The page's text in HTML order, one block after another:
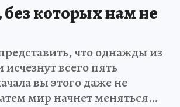
которых нам не
что однажды из
всего пять
вы этого даже не
мир начнет меняться…